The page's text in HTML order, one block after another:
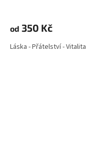
od 350 Kč
Láska - Přátelství - Vitalita